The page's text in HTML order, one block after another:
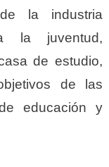
la industria
la juventud,
de estudio,
de las
educación y